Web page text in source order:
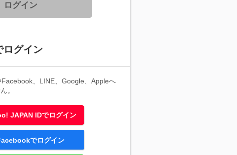
ログイン
ログイン
、LINE、Google、Appleへ
。
JAPAN IDでログイン
でログイン